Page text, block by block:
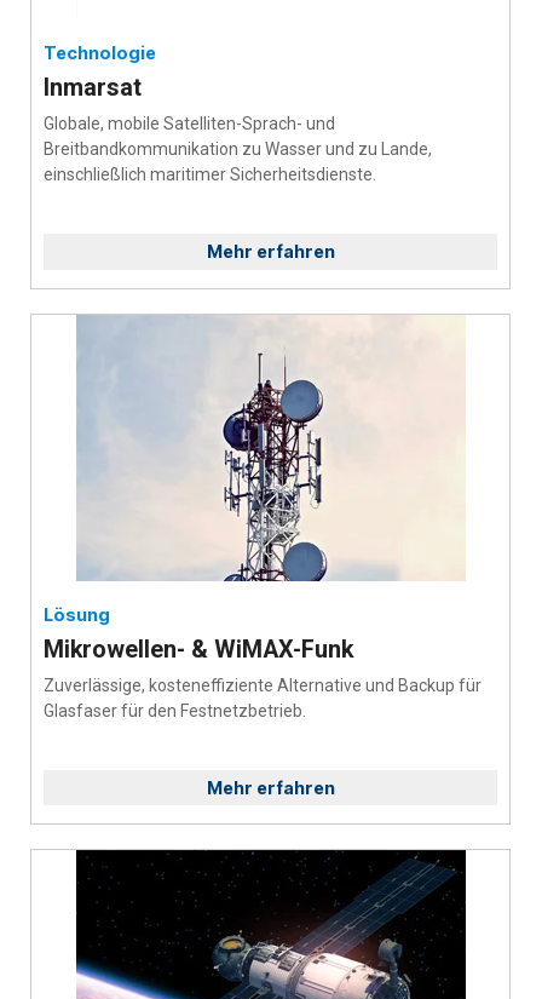
Technologie
Inmarsat
Globale, mobile Satelliten-Sprach- und
Breitbandkommunikation zu Wasser und zu Lande,
einschließlich maritimer Sicherheitsdienste.
Mehr erfahren
Lösung
Mikrowellen- & WiMAX-Funk
Zuverlässige, kosteneffiziente Alternative und Backup für
Glasfaser für den Festnetzbetrieb.
Mehr erfahren